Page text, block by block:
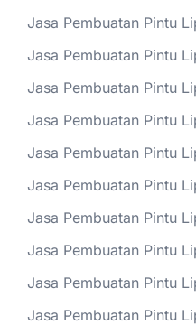
Jasa Pembuatan Pintu
Jasa Pembuatan Pintu
Jasa Pembuatan Pintu
Jasa Pembuatan Pintu
Jasa Pembuatan Pintu
Jasa Pembuatan Pintu
Jasa Pembuatan Pintu
Jasa Pembuatan Pintu
Jasa Pembuatan Pintu
Jasa Pembuatan Pintu